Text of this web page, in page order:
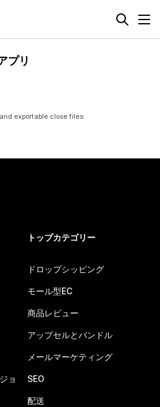
プリ
exportable close files
ョ
トップカテゴリー
ドロップシッピング
モール型EC
商品レビュー
アップセルとバンドル
メールマーケティング
SEO
配送